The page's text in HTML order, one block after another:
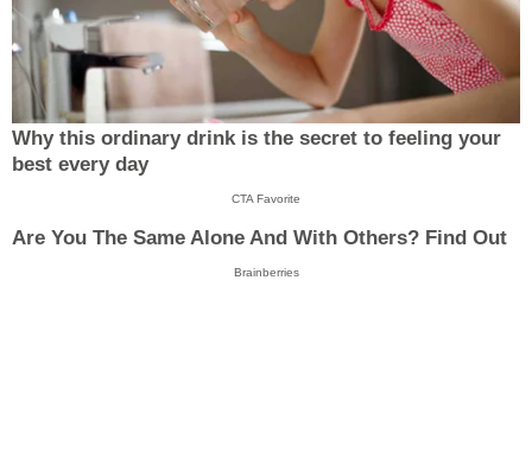
Why this ordinary drink is the secret to feeling your
best every day
CTA Favorite
Are You The Same Alone And With Others? Find Out
Brainberries